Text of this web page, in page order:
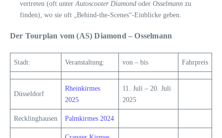
vertreten (oft unterAutoscooter Diamond oder Osselmann zu
finden), wo sie oft „Behind-the-Scenes“-Einblicke geben.
Der Tourplan vom (AS) Diamond – Osselmann
Stadt: Veranstaltung: von – bis Fahrpreis
Düsseldorf
Rheinkirmes
2025
11. Juli – 20. Juli
2025
Recklinghausen Palmkirmes 2024